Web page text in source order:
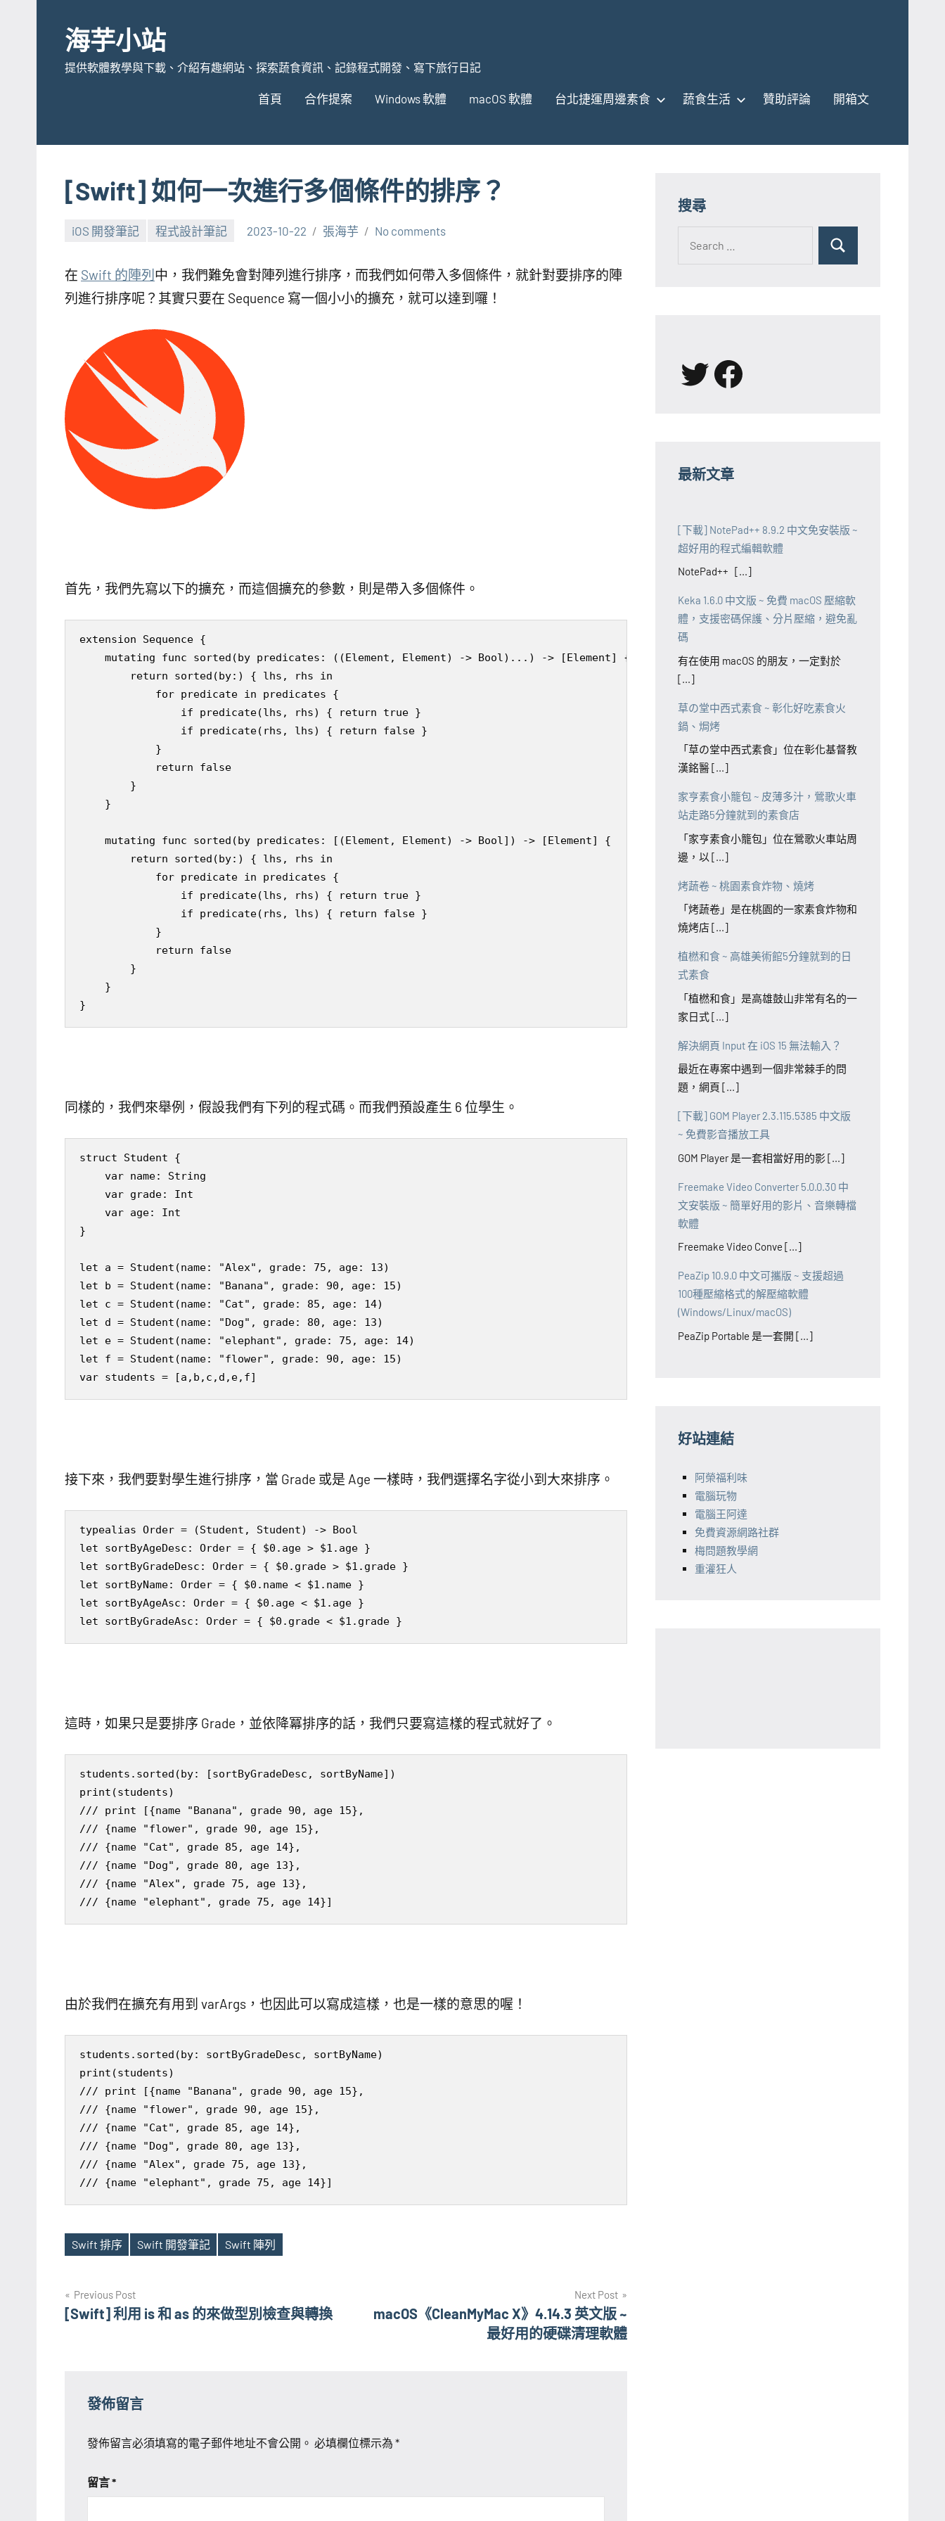
content海芋小站
提供軟體教學與下載、介紹有趣網站、探索蔬食資訊、記錄程式開發、寫下旅行日記
首頁 合作提案 Windows 軟體 macOS 軟體 台北捷運周邊素食 蔬食生活 贊助評論 開箱文
[Swift] 如何一次進行多個條件的排序？
iOS 開發筆記 程式設計筆記 2023-10-22 張海芋 No comments
在 Swift 的陣列 中，我們難免會對陣列進行排序，而我們如何帶入多個條件，就針對要排序的陣
列進行排序呢？其實只要在 Sequence 寫一個小小的擴充，就可以達到囉！
首先，我們先寫以下的擴充，而這個擴充的參數，則是帶入多個條件。
extension Sequence {
    mutating func sorted(by predicates: ((Element, Element) -> Bool)...) -> [Element] {
        return sorted(by:) { lhs, rhs in
            for predicate in predicates {
                if predicate(lhs, rhs) { return true }
                if predicate(rhs, lhs) { return false }
            }
            return false
        }
    }
    mutating func sorted(by predicates: [(Element, Element) -> Bool]) -> [Element] {
        return sorted(by:) { lhs, rhs in
            for predicate in predicates {
                if predicate(lhs, rhs) { return true }
                if predicate(rhs, lhs) { return false }
            }
            return false
        }
    }
}
同樣的，我們來舉例，假設我們有下列的程式碼。而我們預設產生 6 位學生。
struct Student {
    var name: String
    var grade: Int
    var age: Int
}
let a = Student(name: "Alex", grade: 75, age: 13)
let b = Student(name: "Banana", grade: 90, age: 15)
let c = Student(name: "Cat", grade: 85, age: 14)
let d = Student(name: "Dog", grade: 80, age: 13)
let e = Student(name: "elephant", grade: 75, age: 14)
let f = Student(name: "flower", grade: 90, age: 15)
var students = [a,b,c,d,e,f]
接下來，我們要對學生進行排序，當 Grade 或是 Age 一樣時，我們選擇名字從小到大來排序。
typealias Order = (Student, Student) -> Bool
let sortByAgeDesc: Order = { $0.age > $1.age }
let sortByGradeDesc: Order = { $0.grade > $1.grade }
let sortByName: Order = { $0.name < $1.name }
let sortByAgeAsc: Order = { $0.age < $1.age }
let sortByGradeAsc: Order = { $0.grade < $1.grade }
這時，如果只是要排序 Grade，並依降冪排序的話，我們只要寫這樣的程式就好了。
students.sorted(by: [sortByGradeDesc, sortByName])
print(students)
/// print [{name "Banana", grade 90, age 15},
/// {name "flower", grade 90, age 15},
/// {name "Cat", grade 85, age 14},
/// {name "Dog", grade 80, age 13},
/// {name "Alex", grade 75, age 13},
/// {name "elephant", grade 75, age 14}]
由於我們在擴充有用到 varArgs，也因此可以寫成這樣，也是一樣的意思的喔！
students.sorted(by: sortByGradeDesc, sortByName)
print(students)
/// print [{name "Banana", grade 90, age 15},
/// {name "flower", grade 90, age 15},
/// {name "Cat", grade 85, age 14},
/// {name "Dog", grade 80, age 13},
/// {name "Alex", grade 75, age 13},
/// {name "elephant", grade 75, age 14}]
Tags
Swift 排序 Swift 開發筆記 Swift 陣列
文
章
Previous Post
[Swift] 利用 is 和 as 的來做型別檢查與轉換
Next Post
macOS《CleanMyMac X》4.14.3 英文版 ~
最好用的硬碟清理軟體
發佈留言
發佈留言必須填寫的電子郵件地址不會公開。 必填欄位標示為 *
留言*
搜尋
for:
Search
X Facebook
最新文章
[下載] NotePad++ 8.9.2 中文免安裝版 ~
超好用的程式編輯軟體
NotePad++ [...]
Keka 1.6.0 中文版 ~ 免費 macOS 壓縮軟
體，支援密碼保護、分片壓縮，避免亂
碼
有在使用 macOS 的朋友，一定對於
[...]
草の堂中西式素食 ~ 彰化好吃素食火
鍋、焗烤
「草の堂中西式素食」位在彰化基督教
漢銘醫 [...]
家亨素食小籠包 ~ 皮薄多汁，鶯歌火車
站走路5分鐘就到的素食店
「家亨素食小籠包」位在鶯歌火車站周
邊，以 [...]
烤蔬卷 ~ 桃園素食炸物、燒烤
「烤蔬卷」是在桃園的一家素食炸物和
燒烤店 [...]
植橪和食 ~ 高雄美術館5分鐘就到的日
式素食
「植橪和食」是高雄鼓山非常有名的一
家日式 [...]
解決網頁 Input 在 iOS 15 無法輸入？
最近在專案中遇到一個非常棘手的問
題，網頁 [...]
[下載] GOM Player 2.3.115.5385 中文版
~ 免費影音播放工具
GOM Player 是一套相當好用的影 [...]
Freemake Video Converter 5.0.0.30 中
文安裝版 ~ 簡單好用的影片、音樂轉檔
軟體
Freemake Video Conve [...]
PeaZip 10.9.0 中文可攜版 ~ 支援超過
100種壓縮格式的解壓縮軟體
(Windows/Linux/macOS)
PeaZip Portable 是一套開 [...]
好站連結
阿榮福利味
電腦玩物
電腦王阿達
免費資源網路社群
梅問題教學網
重灌狂人